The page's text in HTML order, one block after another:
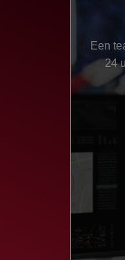
Een
24